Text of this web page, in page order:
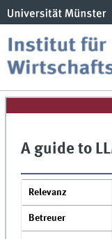
A guide to
Relevanz
Betreuer